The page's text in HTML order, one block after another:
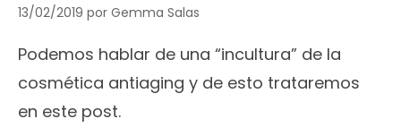
13/02/2019 por Gemma Salas
Podemos hablar de una “incultura” de la
cosmética antiaging y de esto trataremos
en este post.